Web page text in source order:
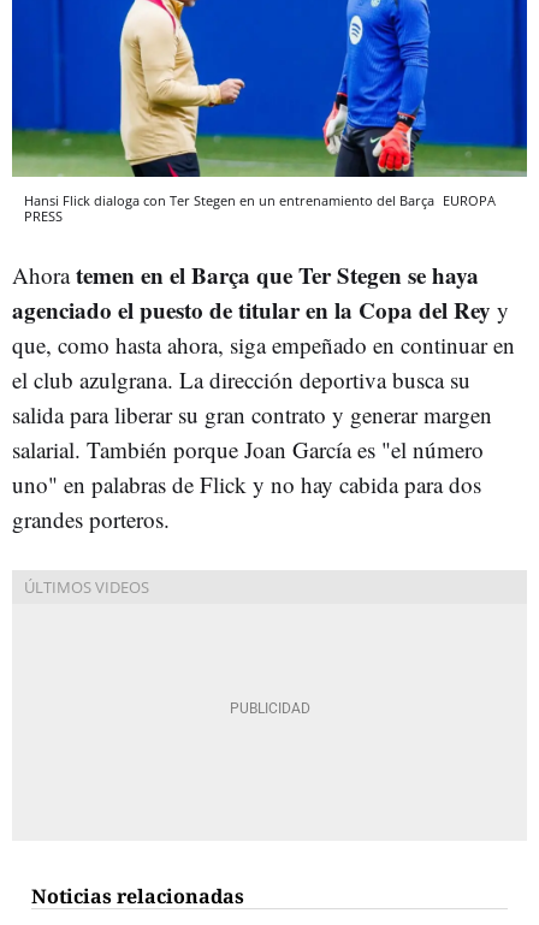
Hansi Flick dialoga con Ter Stegen en un entrenamiento del Barça EUROPA
PRESS
Ahoratemen en el Barça que Ter Stegen se haya
agenciado el puesto de titular en la Copa del Rey y
que, como hasta ahora, siga empeñado en continuar en
el club azulgrana. La dirección deportiva busca su
salida para liberar su gran contrato y generar margen
salarial. También porque Joan García es "el número
uno" en palabras de Flick y no hay cabida para dos
grandes porteros.
Noticias relacionadas